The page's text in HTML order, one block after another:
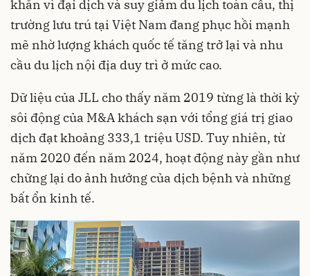
khăn vì đại dịch và suy giảm du lịch toàn cầu, thị
trường lưu trú tại Việt Nam đang phục hồi mạnh
mẽ nhờ lượng khách quốc tế tăng trở lại và nhu
cầu du lịch nội địa duy trì ở mức cao.
Dữ liệu của JLL cho thấy năm 2019 từng là thời kỳ
sôi động của M&A khách sạn với tổng giá trị giao
dịch đạt khoảng 333,1 triệu USD. Tuy nhiên, từ
năm 2020 đến năm 2024, hoạt động này gần như
chững lại do ảnh hưởng của dịch bệnh và những
bất ổn kinh tế.